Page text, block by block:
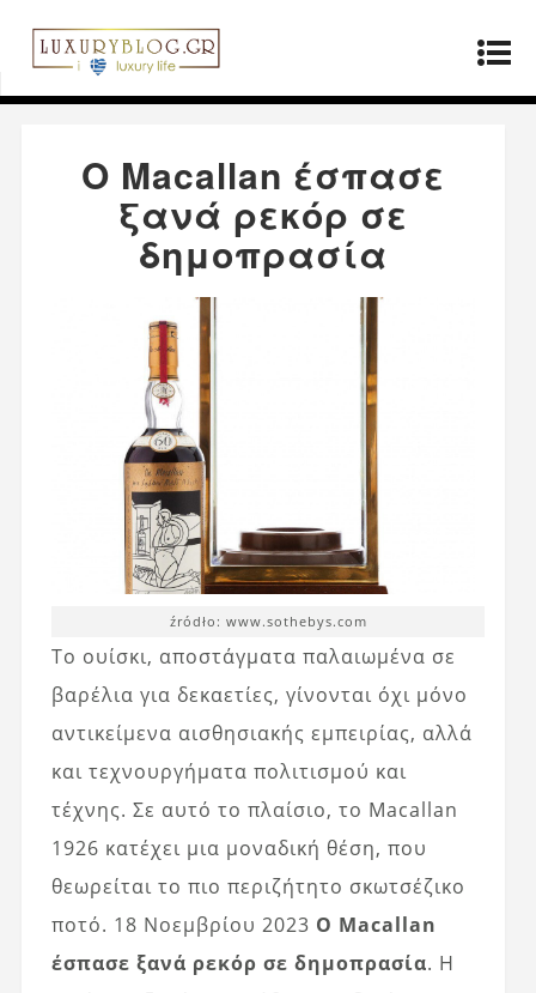
Αρχική σελίδα»ΤΡΟΠΟΣ ΖΩΗΣ
έσπασε ξανά ρεκόρ σε δημοπρασία
Ο Macallan έσπασε
ξανά ρεκόρ σε
δημοπρασία
źródło: www.sothebys.com
Το ουίσκι, αποστάγματα παλαιωμένα σε
βαρέλια για δεκαετίες, γίνονται όχι μόνο
αντικείμενα αισθησιακής εμπειρίας, αλλά
και τεχνουργήματα πολιτισμού και
τέχνης. Σε αυτό το πλαίσιο, το Macallan
1926 κατέχει μια μοναδική θέση, που
θεωρείται το πιο περιζήτητο σκωτσέζικο
ποτό. 18 Νοεμβρίου 2023 Ο Macallan
έσπασε ξανά ρεκόρ σε δημοπρασία. Η